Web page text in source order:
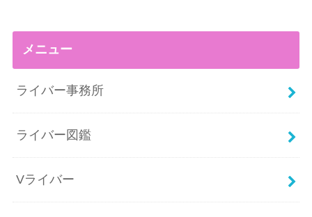
メニュー
ライバー事務所
ライバー図鑑
Vライバー